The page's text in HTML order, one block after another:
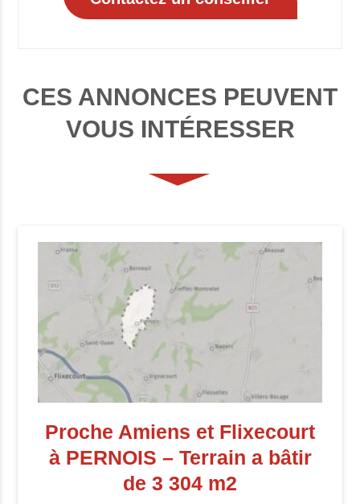
CES ANNONCES PEUVENT
VOUS INTÉRESSER
Proche Amiens et Flixecourt
à PERNOIS – Terrain a bâtir
de 3 304 m2